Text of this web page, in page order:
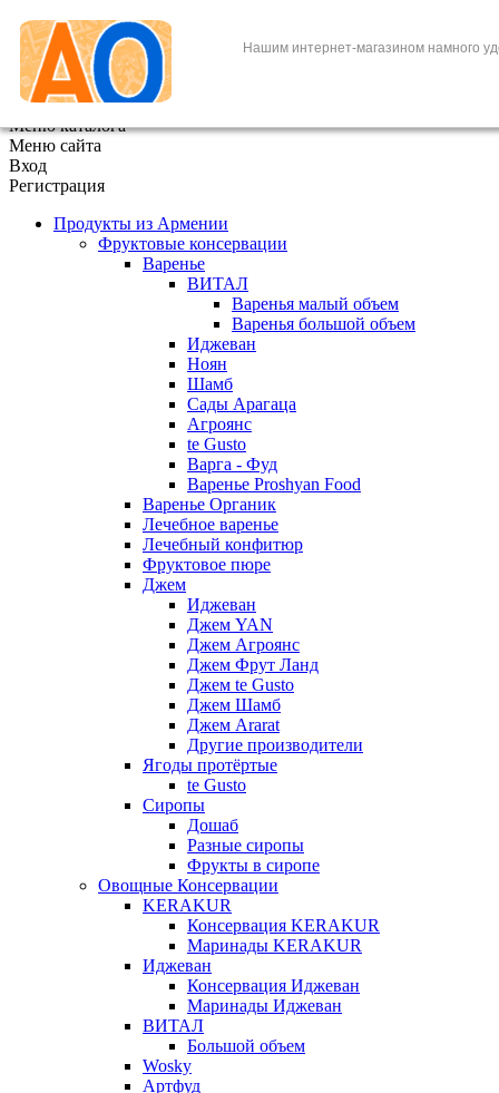
Нашим интернет-магазином намного
+7 (495) 646-888-1
В корзине 0 товаров
Меню каталога
Меню сайта
Вход
Регистрация
Продукты из Армении
Фруктовые консервации
Варенье
ВИТАЛ
Варенья малый объем
Варенья большой объем
Иджеван
Ноян
Шамб
Сады Арагаца
Агроянс
te Gusto
Варга - Фуд
Варенье Proshyan Food
Варенье Органик
Лечебное варенье
Лечебный конфитюр
Фруктовое пюре
Джем
Иджеван
Джем YAN
Джем Агроянс
Джем Фрут Ланд
Джем te Gusto
Джем Шамб
Джем Ararat
Другие производители
Ягоды протёртые
te Gusto
Сиропы
Дошаб
Разные сиропы
Фрукты в сиропе
Овощные Консервации
KERAKUR
Консервация KERAKUR
Маринады KERAKUR
Иджеван
Консервация Иджеван
Маринады Иджеван
ВИТАЛ
Большой объем
Wosky
Артфуд